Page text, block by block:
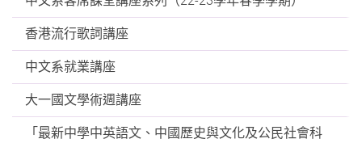
香港流行歌詞講座
中文系就業講座
大一國文學術週講座
「最新中學中英語文、中國歷史與文化及公民社會科